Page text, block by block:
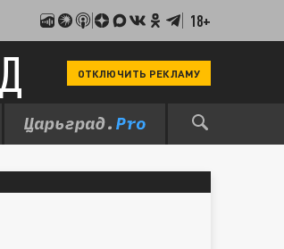
18+
ОТКЛЮЧИТЬ РЕКЛАМУ